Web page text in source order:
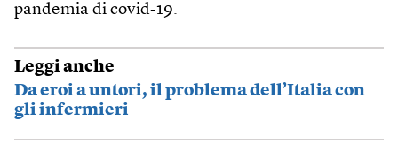
pandemia di covid-19.
Leggi anche
Da eroi a untori, il problema dell’Italia con
gli infermieri